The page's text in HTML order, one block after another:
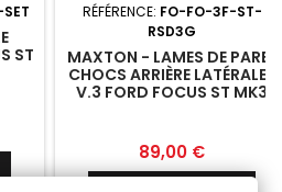
ST
RÉFÉRENCE: FO-FO-3F-ST-
RSD3G
MAXTON - LAMES DE PARE-
CHOCS ARRIÈRE LATÉRALES
V.3 FORD FOCUS ST MK3
Prix
89,00 €